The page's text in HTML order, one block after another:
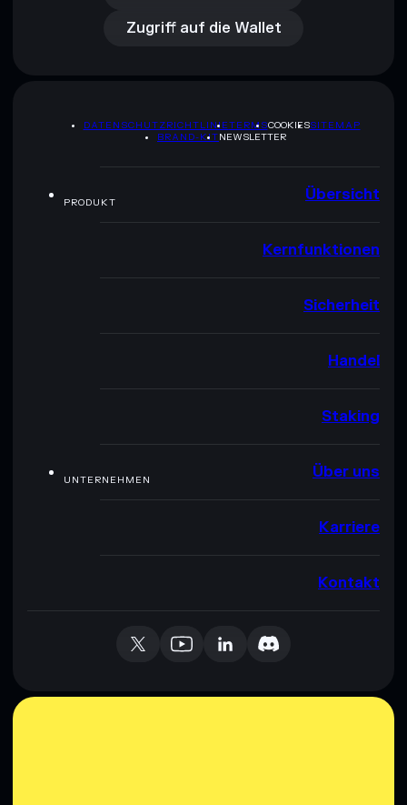
Zugriff auf die Wallet
DATENSCHUTZRICHTLINIETERMSCOOKIESSITEMAP
BRAND-KITNEWSLETTER
PRODUKT Übersicht
Kernfunktionen
Sicherheit
Handel
Staking
UNTERNEHMEN Über uns
Karriere
Kontakt